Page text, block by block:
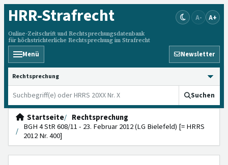
HRR-Strafrecht
Online-Zeitschrift und Rechtsprechungsdatenbank
für höchstrichterliche Rechtsprechung im Strafrecht
A- A+
Menü Newsletter
HRRS durchsuchen
Suchen
Startseite
Rechtsprechung
BGH 4 StR 608/11 - 23. Februar 2012 (LG Bielefeld) [= HRRS
2012 Nr. 400]